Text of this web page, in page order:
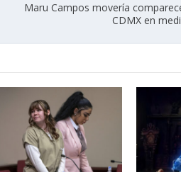
Maru Campos movería
CDMX en